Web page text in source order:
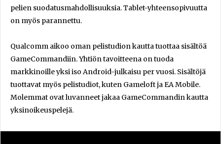
pelien suodatusmahdollisuuksia. Tablet-yhteensopivuutta
on myös parannettu.
Qualcomm aikoo oman pelistudion kautta tuottaa sisältöä
GameCommandiin. Yhtiön tavoitteena on tuoda
markkinoille yksi iso Android-julkaisu per vuosi. Sisältöjä
tuottavat myös pelistudiot, kuten Gameloft ja EA Mobile.
Molemmat ovat luvanneet jakaa GameCommandin kautta
yksinoikeuspelejä.